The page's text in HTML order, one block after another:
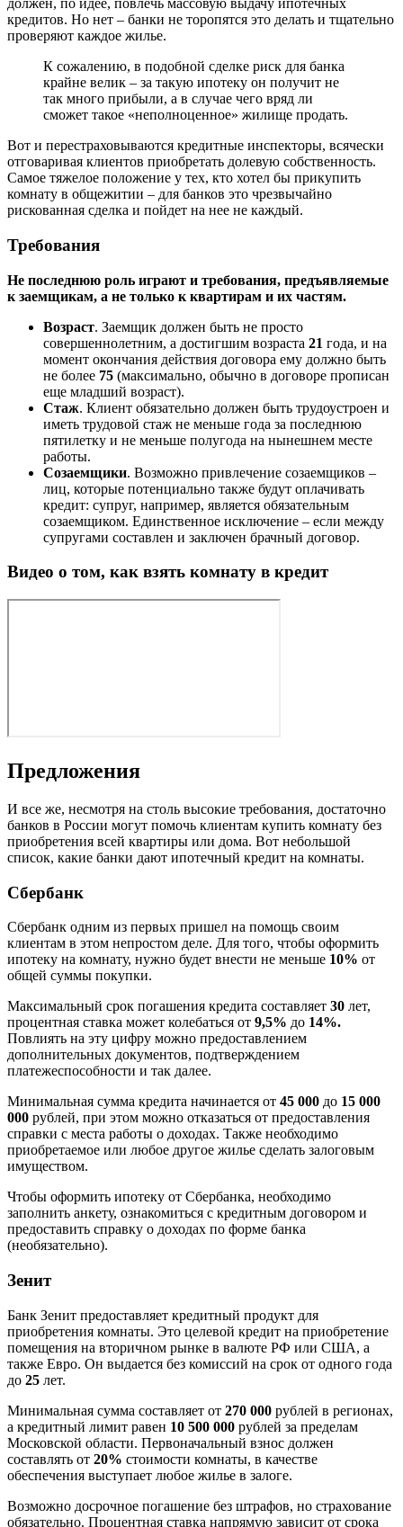
должен, по идее, повлечь массовую выдачу ипотечных
кредитов. Но нет – банки не торопятся это делать и тщательно
проверяют каждое жилье.
К сожалению, в подобной сделке риск для банка
крайне велик – за такую ипотеку он получит не
так много прибыли, а в случае чего вряд ли
сможет такое «неполноценное» жилище продать.
Вот и перестраховываются кредитные инспекторы, всячески
отговаривая клиентов приобретать долевую собственность.
Самое тяжелое положение у тех, кто хотел бы прикупить
комнату в общежитии – для банков это чрезвычайно
рискованная сделка и пойдет на нее не каждый.
Требования
Не последнюю роль играют и требования, предъявляемые
к заемщикам, а не только к квартирам и их частям.
Возраст. Заемщик должен быть не просто
совершеннолетним, а достигшим возраста 21 года, и на
момент окончания действия договора ему должно быть
не более 75 (максимально, обычно в договоре прописан
еще младший возраст).
Стаж. Клиент обязательно должен быть трудоустроен и
иметь трудовой стаж не меньше года за последнюю
пятилетку и не меньше полугода на нынешнем месте
работы.
Созаемщики. Возможно привлечение созаемщиков –
лиц, которые потенциально также будут оплачивать
кредит: супруг, например, является обязательным
созаемщиком. Единственное исключение – если между
супругами составлен и заключен брачный договор.
Видео о том, как взять комнату в кредит
Предложения
И все же, несмотря на столь высокие требования, достаточно
банков в России могут помочь клиентам купить комнату без
приобретения всей квартиры или дома. Вот небольшой
список, какие банки дают ипотечный кредит на комнаты.
Сбербанк
Сбербанк одним из первых пришел на помощь своим
клиентам в этом непростом деле. Для того, чтобы оформить
ипотеку на комнату, нужно будет внести не меньше 10% от
общей суммы покупки.
Максимальный срок погашения кредита составляет 30 лет,
процентная ставка может колебаться от 9,5% до 14%.
Повлиять на эту цифру можно предоставлением
дополнительных документов, подтверждением
платежеспособности и так далее.
Минимальная сумма кредита начинается от 45 000 до 15 000
000 рублей, при этом можно отказаться от предоставления
справки с места работы о доходах. Также необходимо
приобретаемое или любое другое жилье сделать залоговым
имуществом.
Чтобы оформить ипотеку от Сбербанка, необходимо
заполнить анкету, ознакомиться с кредитным договором и
предоставить справку о доходах по форме банка
(необязательно).
Зенит
Банк Зенит предоставляет кредитный продукт для
приобретения комнаты. Это целевой кредит на приобретение
помещения на вторичном рынке в валюте РФ или США, а
также Евро. Он выдается без комиссий на срок от одного года
до 25 лет.
Минимальная сумма составляет от 270 000 рублей в регионах,
а кредитный лимит равен 10 500 000 рублей за пределам
Московской области. Первоначальный взнос должен
составлять от 20% стоимости комнаты, в качестве
обеспечения выступает любое жилье в залоге.
Возможно досрочное погашение без штрафов, но страхование
обязательно. Процентная ставка напрямую зависит от срока